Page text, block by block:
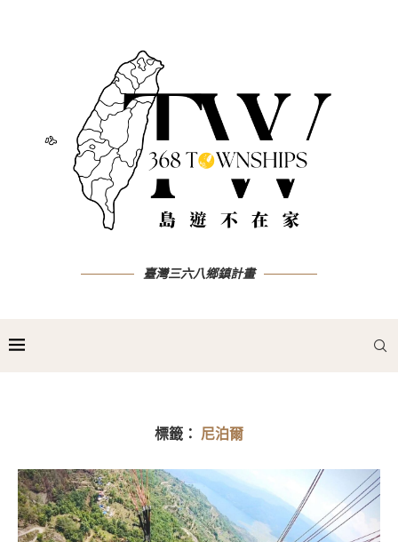
臺灣三六八鄉鎮計畫
標籤： 尼泊爾